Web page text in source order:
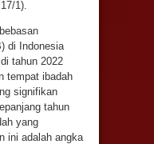
1).
di Indonesia
tahun 2022
tempat ibadah
signifikan
tahun
yang
ini adalah angka